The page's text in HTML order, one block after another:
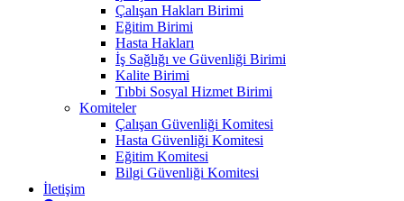
Çalışan Hakları Birimi
Eğitim Birimi
Hasta Hakları
İş Sağlığı ve Güvenliği Birimi
Kalite Birimi
Tıbbi Sosyal Hizmet Birimi
Komiteler
Çalışan Güvenliği Komitesi
Hasta Güvenliği Komitesi
Eğitim Komitesi
Bilgi Güvenliği Komitesi
İletişim